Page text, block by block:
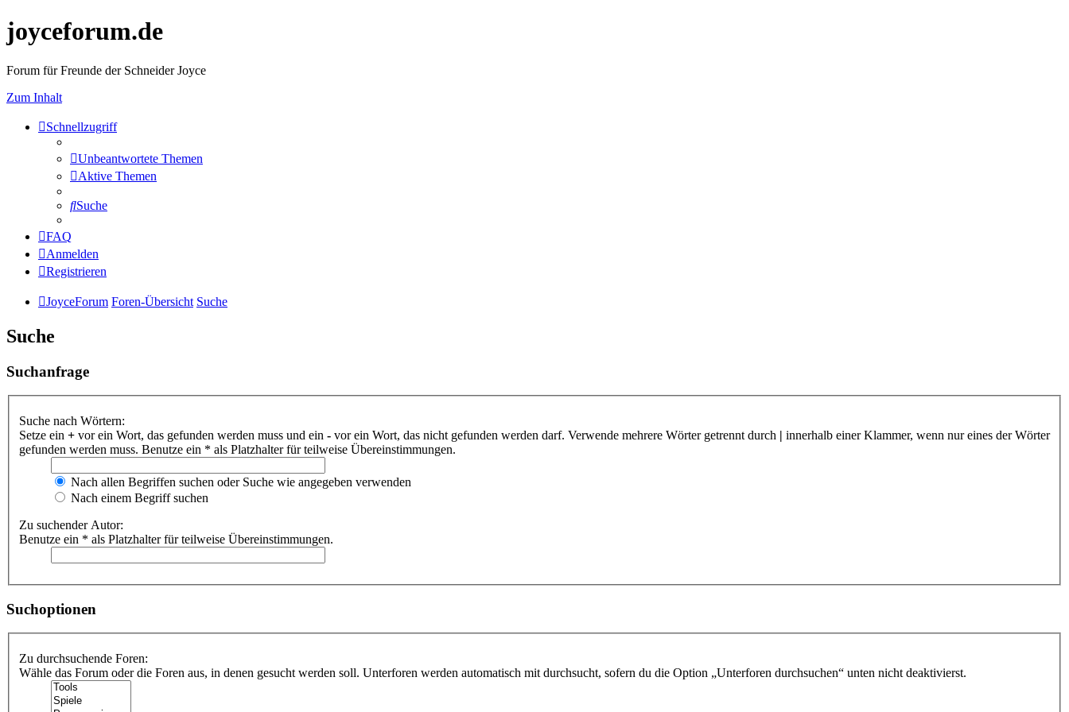
joyceforum.de
Forum für Freunde der Schneider Joyce
Zum Inhalt
Schnellzugriff
Unbeantwortete Themen
Aktive Themen
Suche
FAQ
Anmelden
Registrieren
JoyceForum Foren-Übersicht Suche
Suche
Suchanfrage
Suche nach Wörtern:
Setze ein + vor ein Wort, das gefunden werden muss und ein - vor ein Wort, das nicht gefunden werden darf. Verwende mehrere Wörter getrennt durch | innerhalb einer Klammer, wenn nur eines der Wörter
gefunden werden muss. Benutze ein * als Platzhalter für teilweise Übereinstimmungen.
Nach allen Begriffen suchen oder Suche wie angegeben verwenden
Nach einem Begriff suchen
Zu suchender Autor:
Benutze ein * als Platzhalter für teilweise Übereinstimmungen.
Suchoptionen
Zu durchsuchende Foren:
Wähle das Forum oder die Foren aus, in denen gesucht werden soll. Unterforen werden automatisch mit durchsucht, sofern du die Option „Unterforen durchsuchen“ unten nicht deaktivierst.